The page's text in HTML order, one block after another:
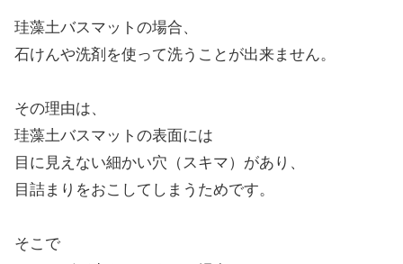
珪藻土バスマットの場合、
石けんや洗剤を使って洗うことが出来ません。
その理由は、
珪藻土バスマットの表面には
目に見えない細かい穴（スキマ）があり、
目詰まりをおこしてしまうためです。
そこで